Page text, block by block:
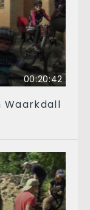
00:20:42
Waarkdall